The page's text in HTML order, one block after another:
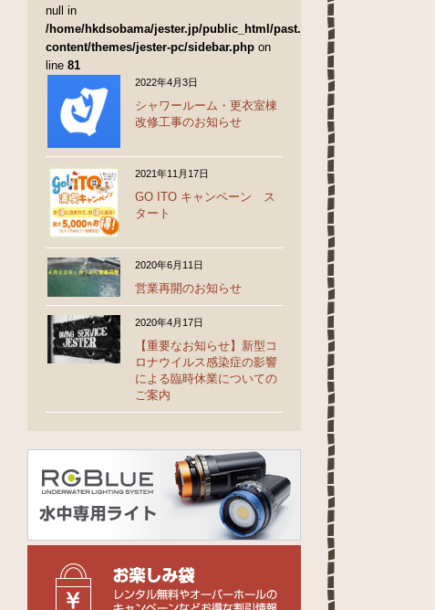
null in
/home/hkdsobama/jester.jp/public_html/past.jester.jp/wp-
content/themes/jester-pc/sidebar.php on
line 81
2022年4月3日
シャワールーム・更衣室棟
改修工事のお知らせ
2021年11月17日
GO ITO キャンペーン ス
タート
2020年6月11日
営業再開のお知らせ
2020年4月17日
【重要なお知らせ】新型コ
ロナウイルス感染症の影響
による臨時休業についての
ご案内